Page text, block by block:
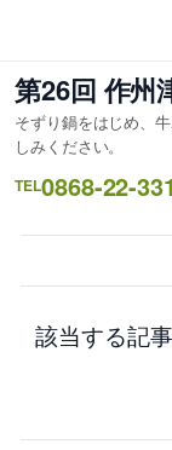
を
ス
キ
ッ
プ
第26回 作州
そずり鍋をはじめ、
しみください。
TEL0868-22-
該当する記